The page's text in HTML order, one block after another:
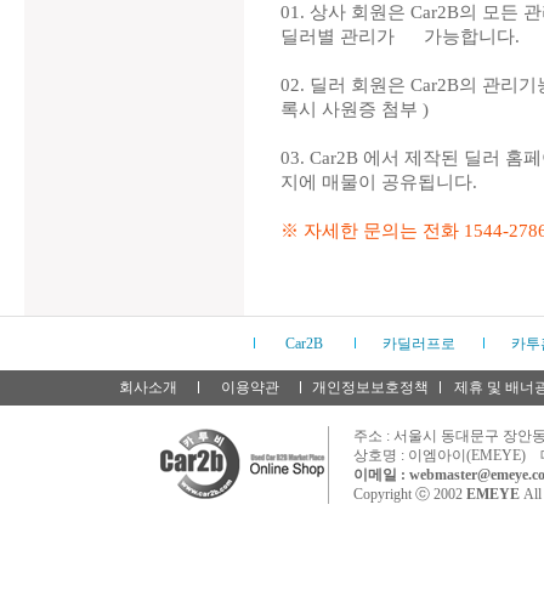
01. 상사 회원은 Car2B의 모든
딜러별 관리가 가능합니다.
02. 딜러 회원은 Car2B의 관리
록시 사원증 첨부 )
03. Car2B 에서 제작된 딜러 홈
지에 매물이 공유됩니다.
※ 자세한 문의는 전화 1544-
Car2B 카딜러프로 카투
회사소개 이용약관 개인정보보호정책 제휴 및 배너
주소 : 서울시 동대문구 장안
상호명 : 이엠아이(EMEYE)
이메일 :
Copyright ⓒ 2002 EMEYE All